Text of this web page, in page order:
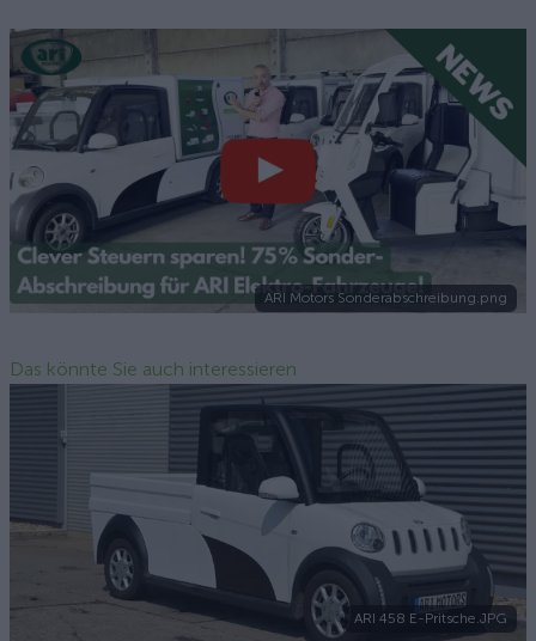
ARI Motors Sonderabschreibung.png
Das könnte Sie auch interessieren
ARI 458 E-Pritsche.JPG